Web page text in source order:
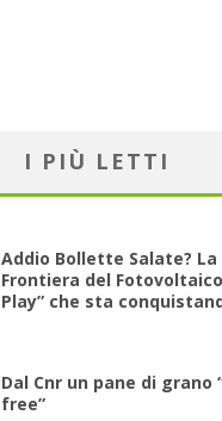
I PIÙ LETTI
Addio Bollette Salate? La
Frontiera del
Play” che sta
Dal Cnr un pane di grano
free”